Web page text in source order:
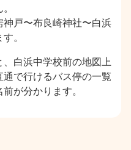
戸〜布良崎神社〜白浜
。
白浜中学校前の地図上
で行けるバス停の一覧
が分かります。